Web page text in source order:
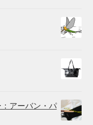
：アーバン・パ